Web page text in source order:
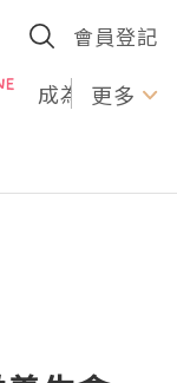
會員登記
成為U更多